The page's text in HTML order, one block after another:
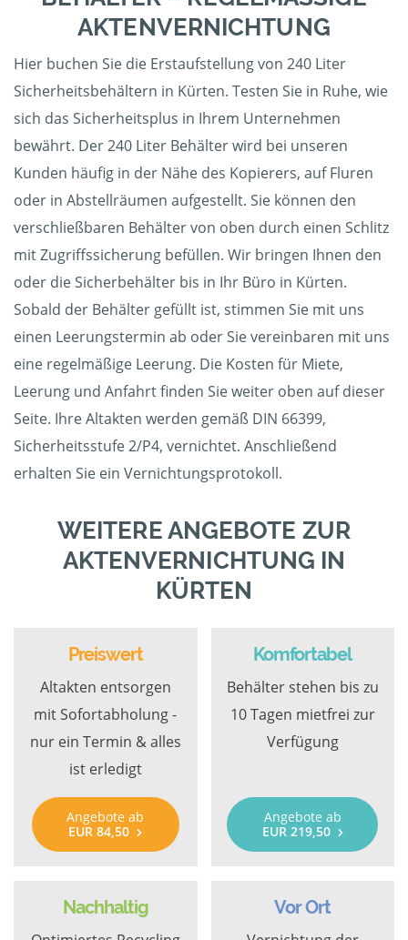
KTENVERNICHTUNG
Hier buchen Sie die Erstaufstellung von 240 Liter
Sicherheitsbehältern in Kürten. Testen Sie in Ruhe, wie
sich das Sicherheitsplus in Ihrem Unternehmen
bewährt. Der 240 Liter Behälter wird bei unseren
Kunden häufig in der Nähe des Kopierers, auf Fluren
oder in Abstellräumen aufgestellt. Sie können den
verschließbaren Behälter von oben durch einen Schlitz
mit Zugriffssicherung befüllen. Wir bringen Ihnen den
oder die Sicherbehälter bis in Ihr Büro in Kürten.
Sobald der Behälter gefüllt ist, stimmen Sie mit uns
einen Leerungstermin ab oder Sie vereinbaren mit uns
eine regelmäßige Leerung. Die Kosten für Miete,
Leerung und Anfahrt finden Sie weiter oben auf dieser
Seite. Ihre Altakten werden gemäß DIN 66399,
Sicherheitsstufe 2/P4, vernichtet. Anschließend
erhalten Sie ein Vernichtungsprotokoll.
WEITERE ANGEBOTE ZUR
AKTENVERNICHTUNG IN
KÜRTEN
Preiswert
Altakten entsorgen
mit Sofortabholung -
nur ein Termin & alles
ist erledigt
Angebote ab
EUR 84,50
Komfortabel
Behälter stehen bis zu
10 Tagen mietfrei zur
Verfügung
Angebote ab
EUR 219,50
Nachhaltig Vor Ort